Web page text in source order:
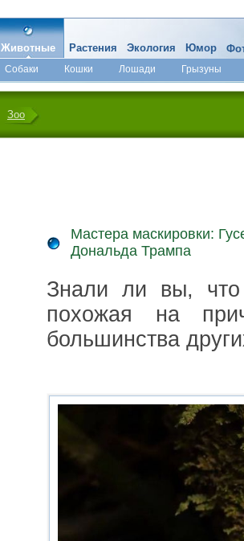
Животные
Собаки Кошки Лошади
Грызуны
Микромир
Растения Экология Юмор
Зоо
Мастера маскировки:
Дональда Трампа
Знали ли вы, что
похожая на
большинства